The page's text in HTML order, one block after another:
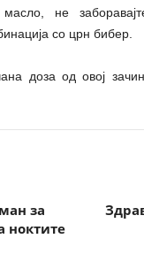
масло, не
со црн бибер.
доза од овој
за
ноктите